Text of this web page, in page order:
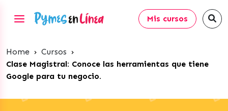
Mis cursos
Home › Cursos ›
Clase Magistral: Conoce las herramientas que tiene
Google para tu negocio.